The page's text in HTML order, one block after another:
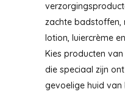
zachte badstoffen,
lotion, luiercrème
Kies producten
die speciaal zijn
gevoelige huid van